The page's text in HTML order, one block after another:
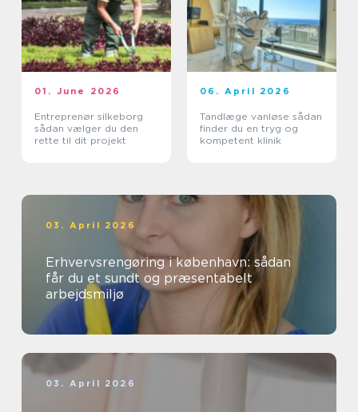
01. June 2026
Entreprenør silkeborg
sådan vælger du den
rette til dit projekt
06. April 2026
Tandlæge vanløse sådan
finder du en tryg og
kompetent klinik
03. April 2026
Erhvervsrengøring i københavn: sådan
får du et sundt og præsentabelt
arbejdsmiljø
03. April 2026